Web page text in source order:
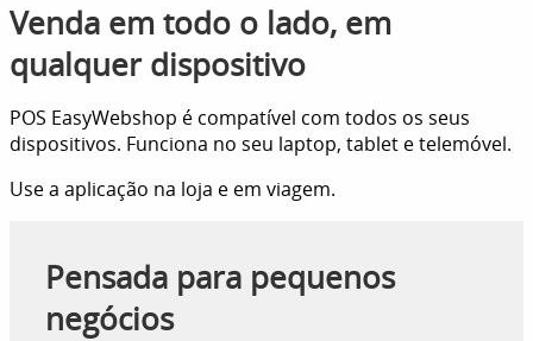
Venda em todo o lado, em
qualquer dispositivo
POS EasyWebshop é compatível com todos os seus
dispositivos. Funciona no seu laptop, tablet e telemóvel.
Use a aplicação na loja e em viagem.
Pensada para pequenos
negócios